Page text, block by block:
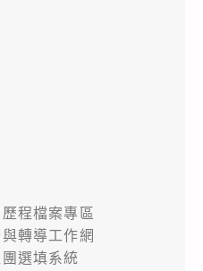
程檔案專區
轉導工作網
選填系統